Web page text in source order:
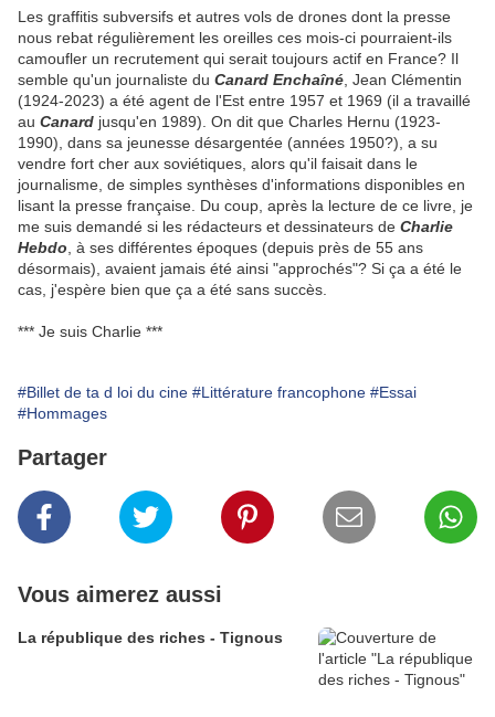
Les graffitis subversifs et autres vols de drones dont la presse
nous rebat régulièrement les oreilles ces mois-ci pourraient-ils
camoufler un recrutement qui serait toujours actif en France? Il
semble qu'un journaliste du Canard Enchaîné , Jean Clémentin
(1924-2023) a été agent de l'Est entre 1957 et 1969 (il a travaillé
au Canard jusqu'en 1989). On dit que Charles Hernu (1923-
1990), dans sa jeunesse désargentée (années 1950?), a su
vendre fort cher aux soviétiques, alors qu'il faisait dans le
journalisme, de simples synthèses d'informations disponibles en
lisant la presse française. Du coup, après la lecture de ce livre, je
me suis demandé si les rédacteurs et dessinateurs de Charlie
Hebdo , à ses différentes époques (depuis près de 55 ans
désormais), avaient jamais été ainsi "approchés"? Si ça a été le
cas, j'espère bien que ça a été sans succès.
*** Je suis Charlie ***
#Billet de ta d loi du cine #Littérature francophone #Essai
#Hommages
Partager
Vous aimerez aussi
La république des riches - Tignous